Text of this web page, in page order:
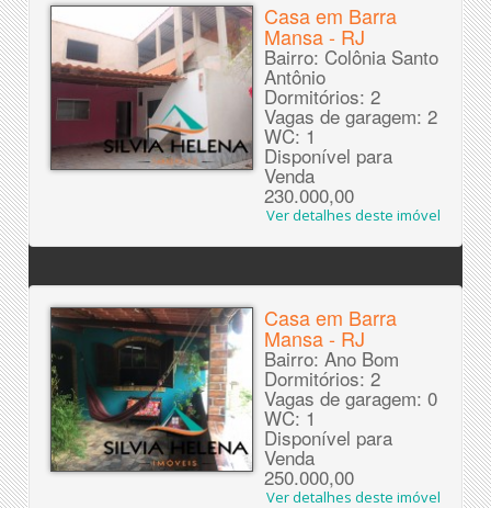
Casa em Barra
Mansa - RJ
Bairro: Colônia Santo
Antônio
Dormitórios: 2
Vagas de garagem: 2
WC: 1
Disponível para
Venda
230.000,00
Ver detalhes deste imóvel
Casa em Barra
Mansa - RJ
Bairro: Ano Bom
Dormitórios: 2
Vagas de garagem: 0
WC: 1
Disponível para
Venda
250.000,00
Ver detalhes deste imóvel